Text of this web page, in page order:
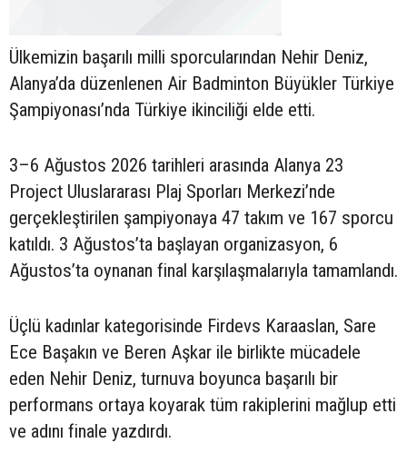
Ülkemizin başarılı milli sporcularından Nehir Deniz,
Alanya’da düzenlenen Air Badminton Büyükler Türkiye
Şampiyonası’nda Türkiye ikinciliği elde etti.
3–6 Ağustos 2026 tarihleri arasında Alanya 23
Project Uluslararası Plaj Sporları Merkezi’nde
gerçekleştirilen şampiyonaya 47 takım ve 167 sporcu
katıldı. 3 Ağustos’ta başlayan organizasyon, 6
Ağustos’ta oynanan final karşılaşmalarıyla tamamlandı.
Üçlü kadınlar kategorisinde Firdevs Karaaslan, Sare
Ece Başakın ve Beren Aşkar ile birlikte mücadele
eden Nehir Deniz, turnuva boyunca başarılı bir
performans ortaya koyarak tüm rakiplerini mağlup etti
ve adını finale yazdırdı.